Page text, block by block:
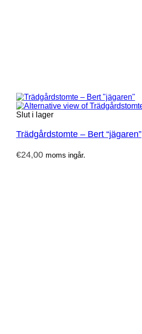
Slut i lager
Trädgårdstomte – Bert “jägaren”
€24,00 moms ingår.